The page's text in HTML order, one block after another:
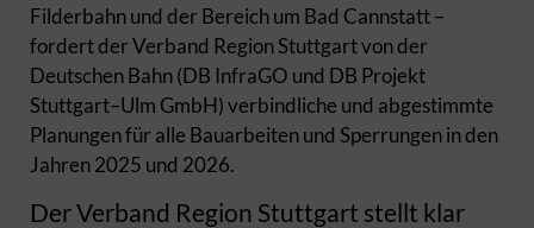
Filderbahn und der Bereich um Bad Cannstatt –
fordert der Verband Region Stuttgart von der
Deutschen Bahn (DB InfraGO und DB Projekt
Stuttgart–Ulm GmbH) verbindliche und abgestimmte
Planungen für alle Bauarbeiten und Sperrungen in den
Jahren 2025 und 2026.
Der Verband Region Stuttgart stellt klar